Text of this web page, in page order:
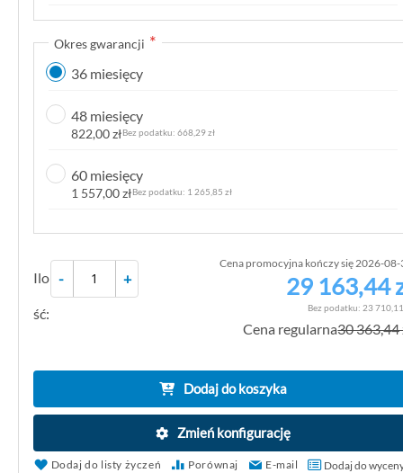
Okres gwarancji
36 miesięcy
48 miesięcy
822,00 zł 668,29 zł
60 miesięcy
1 557,00 zł 1 265,85 zł
Ilo
ść:
- +
Cena promocyjna kończy się 2026-08-
29 163,44
23
Cena regularna30 363,44
Dodaj do koszyka
Zmień konfigurację
Dodaj do listy życzeń Porównaj E-mail Dodaj do